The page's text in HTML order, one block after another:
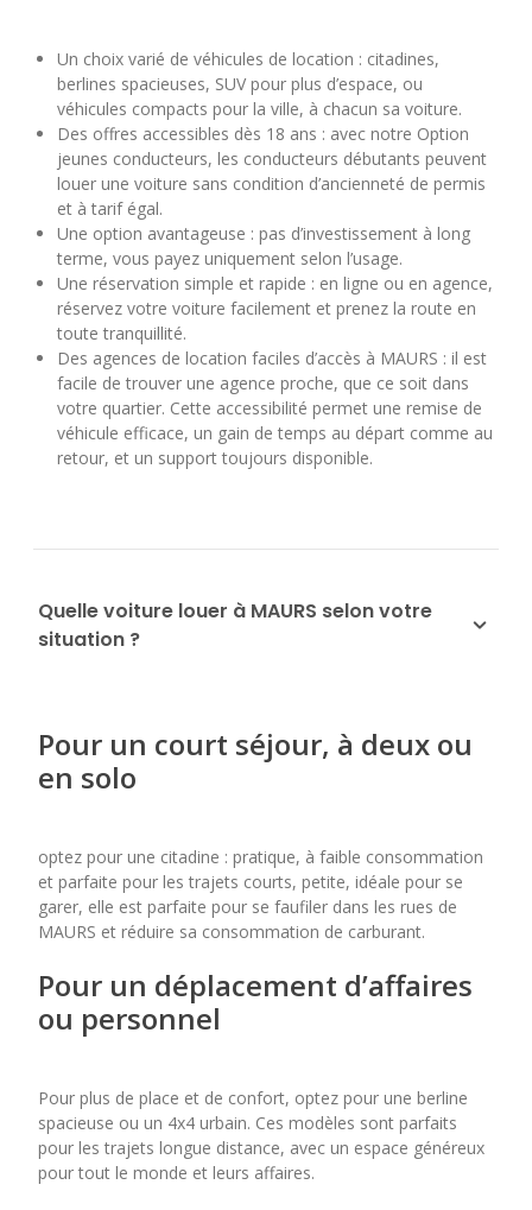
Un choix varié de véhicules de location : citadines,
berlines spacieuses, SUV pour plus d’espace, ou
véhicules compacts pour la ville, à chacun sa voiture.
Des offres accessibles dès 18 ans : avec notre Option
jeunes conducteurs, les conducteurs débutants peuvent
louer une voiture sans condition d’ancienneté de permis
et à tarif égal.
Une option avantageuse : pas d’investissement à long
terme, vous payez uniquement selon l’usage.
Une réservation simple et rapide : en ligne ou en agence,
réservez votre voiture facilement et prenez la route en
toute tranquillité.
Des agences de location faciles d’accès à MAURS : il est
facile de trouver une agence proche, que ce soit dans
votre quartier. Cette accessibilité permet une remise de
véhicule efficace, un gain de temps au départ comme au
retour, et un support toujours disponible.
Quelle voiture louer à MAURS selon votre
situation ?
Pour un court séjour, à deux ou
en solo
optez pour une citadine : pratique, à faible consommation
et parfaite pour les trajets courts, petite, idéale pour se
garer, elle est parfaite pour se faufiler dans les rues de
MAURS et réduire sa consommation de carburant.
Pour un déplacement d’affaires
ou personnel
Pour plus de place et de confort, optez pour une berline
spacieuse ou un 4x4 urbain. Ces modèles sont parfaits
pour les trajets longue distance, avec un espace généreux
pour tout le monde et leurs affaires.